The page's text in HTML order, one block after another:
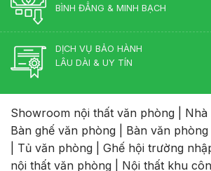
BÌNH ĐẲNG & MINH BẠCH
DỊCH VỤ BẢO HÀNH
LÂU DÀI & UY TÍN
Showroom nội thất văn phòng Nhà
Bàn ghế văn phòng
Bàn văn phòng
Tủ văn phòng Ghế hội trường
nội thất văn phòng
Nội thất khu